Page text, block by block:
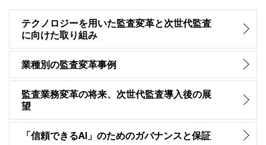
テクノロジーを用いた監査変革と次世代監査
に向けた取り組み
業種別の監査変革事例
監査業務変革の将来、次世代監査導入後の展
望
「信頼できるAI」のためのガバナンスと保証